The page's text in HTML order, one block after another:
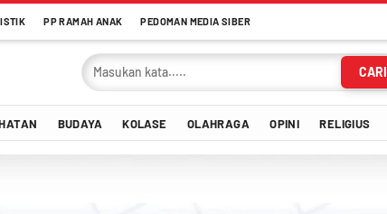
PP RAMAH ANAK PEDOMAN MEDIA SIBER
CARI
BUDAYA KOLASE OLAHRAGA OPINI RELIGIUS